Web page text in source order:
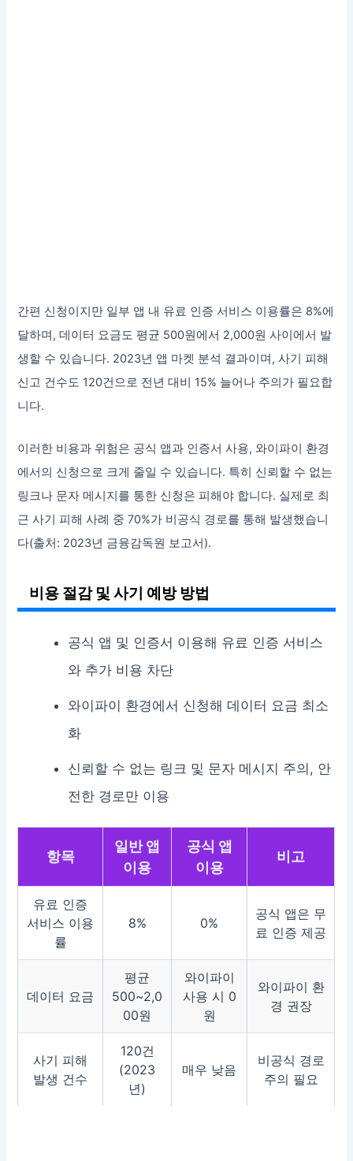
간편 신청이지만 일부 앱 내 유료 인증 서비스 이용률은 8%에
달하며, 데이터 요금도 평균 500원에서 2,000원 사이에서 발
생할 수 있습니다. 2023년 앱 마켓 분석 결과이며, 사기 피해
신고 건수도 120건으로 전년 대비 15% 늘어나 주의가 필요합
니다.
이러한 비용과 위험은 공식 앱과 인증서 사용, 와이파이 환경
에서의 신청으로 크게 줄일 수 있습니다. 특히 신뢰할 수 없는
링크나 문자 메시지를 통한 신청은 피해야 합니다. 실제로 최
근 사기 피해 사례 중 70%가 비공식 경로를 통해 발생했습니
다(출처: 2023년 금융감독원 보고서).
비용 절감 및 사기 예방 방법
공식 앱 및 인증서 이용해 유료 인증 서비스
와 추가 비용 차단
와이파이 환경에서 신청해 데이터 요금 최소
화
신뢰할 수 없는 링크 및 문자 메시지 주의, 안
전한 경로만 이용
항목
일반 앱
이용
공식 앱
이용
비고
유료 인증
서비스 이용
률
8% 0%
공식 앱은 무
료 인증 제공
데이터 요금
평균
500~2,0
00원
와이파이
사용 시 0
원
와이파이 환
경 권장
사기 피해
발생 건수
120건
(2023
년)
매우 낮음
비공식 경로
주의 필요